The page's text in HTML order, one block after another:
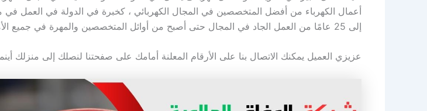
أعمال الكهرباء من أفضل المتخصصين في المجال الكهربائي ، كخبرة في الدولة في العمل في
إلى 25 عامًا من العمل الجاد في المجال حتى أصبح من أوائل المتخصصين والمهرة في جميع الأمور الكهربائية.
عزيزي العميل يمكنك الاتصال بنا على الأرقام المعلنة أمامك على صفحتنا لنصلك إلى منزلك